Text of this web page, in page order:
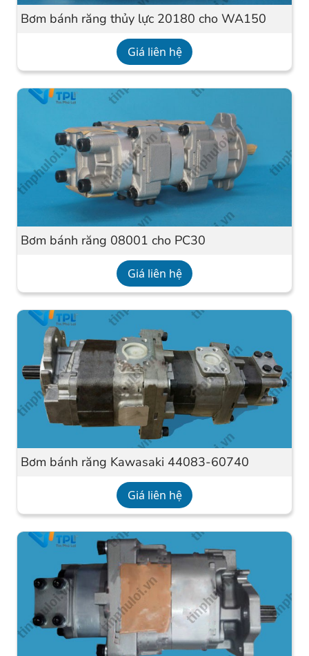
Bơm bánh răng thủy lực 20180 cho WA150
Giá liên hệ
Bơm bánh răng 08001 cho PC30
Giá liên hệ
Bơm bánh răng Kawasaki 44083-60740
Giá liên hệ